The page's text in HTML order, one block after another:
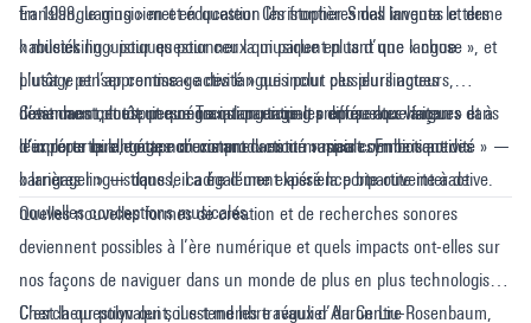
translanguaging » met en question les frontières des langues et des
habiletés linguistiques pour ceux qui parlent plus d’une langue.
L’usage et l’apprentissage des langues pour ces plurilingues
deviennent plutôt une négociation entre les différentes langues dans
leur répertoire, toutes coexistant dans un rapport symbiotique.
En 1998, le musicien et éducateur Christopher Small inventa le terme
« musicking » pour questionner la musique en tant que « chose », et
plutôt y penser comme « activité » qui inclut plusieurs acteurs,
notamment, toute personne qui participait « en quelque façon » et à
n’importe quelle étape d’une production musicale. En brisant des
barrières linguistiques, il a également laissé la porte ouverte à de
nouvelles conceptions musicales.
C’est dans cet esprit que Translanguaging propose aux visiteurs
d'explorer le langage non comme « entité » mais comme « activité » —
« langager » — dans le cadre d’une expérience bipartite interactive.
Quelles nouvelles formes de création et de recherches sonores
deviennent possibles à l’ère numérique et quels impacts ont-elles sur
nos façons de naviguer dans un monde de plus en plus technologisé?
C’est la question qui sous-tend les travaux d’Aaron Liu-Rosenbaum,
Chercheur polyvalent, il est membre régulier du Centre